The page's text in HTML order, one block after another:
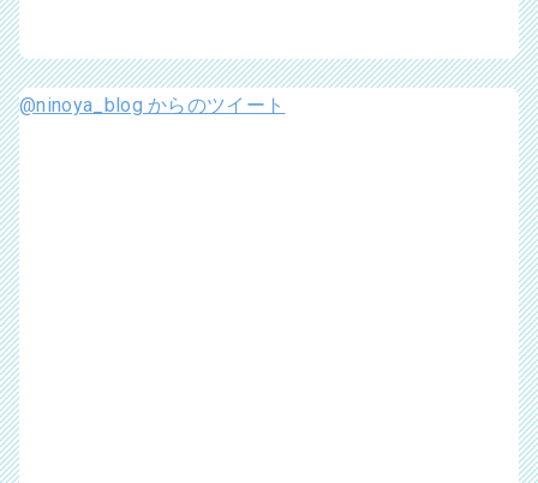
@ninoya_blog からのツイート